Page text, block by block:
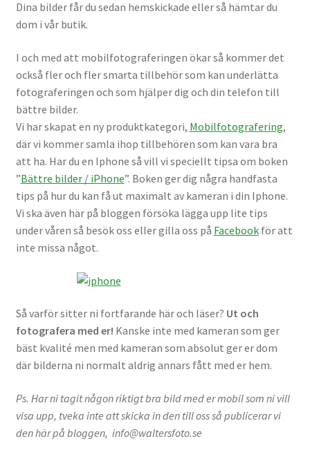
USB-minne / Hårddisk
Förvaring
Kortläsare
Batterier för Canon
Batterier för Nikon
Batterier övriga
Film & Engångskameror
Rengöring & Vård
Luppar & Förstoringsglas
Begagnat & Fynd
Dina bilder får du sedan hemskickade eller så hämtar du
dom i vår butik.
I och med att mobilfotograferingen ökar så kommer det
också fler och fler smarta tillbehör som kan underlätta
fotograferingen och som hjälper dig och din telefon till
bättre bilder.
Vi har skapat en ny produktkategori, Mobilfotografering,
där vi kommer samla ihop tillbehören som kan vara bra
att ha. Har du en Iphone så vill vi speciellt tipsa om boken
”Bättre bilder / iPhone”. Boken ger dig några handfasta
tips på hur du kan få ut maximalt av kameran i din Iphone.
Vi ska även här på bloggen försöka lägga upp lite tips
under våren så besök oss eller gilla oss på Facebookför att
inte missa något.
Så varför sitter ni fortfarande här och läser? Ut och
fotografera med er! Kanske inte med kameran som ger
bäst kvalité men med kameran som absolut ger er dom
där bilderna ni normalt aldrig annars fått med er hem.
Ps. Har ni tagit någon riktigt bra bild med er mobil som ni vill
visa upp, tveka inte att skicka in den till oss så publicerar vi
den här på bloggen, info@waltersfoto.se